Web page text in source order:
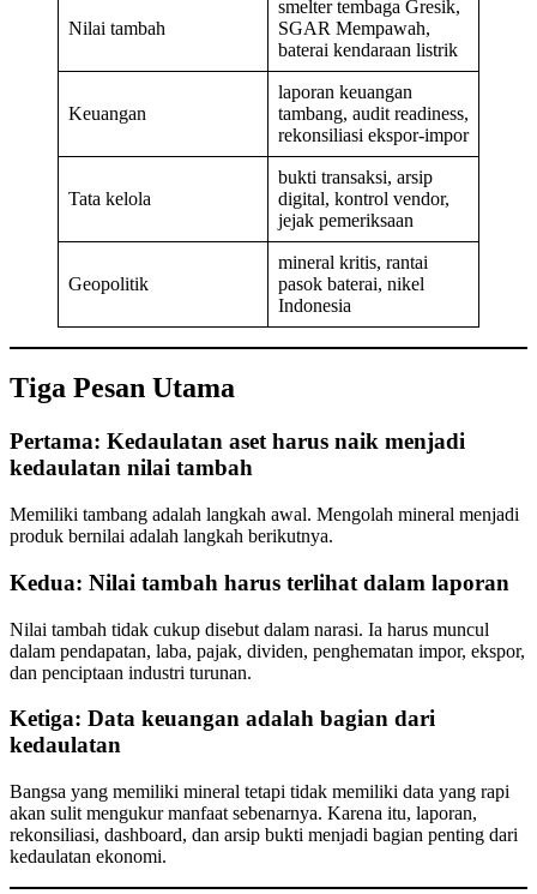
Nilai tambah
smelter tembaga Gresik,
SGAR Mempawah,
baterai kendaraan listrik
Keuangan
laporan keuangan
tambang, audit readiness,
rekonsiliasi ekspor-impor
Tata kelola
bukti transaksi, arsip
digital, kontrol vendor,
jejak pemeriksaan
Geopolitik
mineral kritis, rantai
pasok baterai, nikel
Indonesia
Tiga Pesan Utama
Pertama: Kedaulatan aset harus naik menjadi
kedaulatan nilai tambah
Memiliki tambang adalah langkah awal. Mengolah mineral menjadi
produk bernilai adalah langkah berikutnya.
Kedua: Nilai tambah harus terlihat dalam laporan
Nilai tambah tidak cukup disebut dalam narasi. Ia harus muncul
dalam pendapatan, laba, pajak, dividen, penghematan impor, ekspor,
dan penciptaan industri turunan.
Ketiga: Data keuangan adalah bagian dari
kedaulatan
Bangsa yang memiliki mineral tetapi tidak memiliki data yang rapi
akan sulit mengukur manfaat sebenarnya. Karena itu, laporan,
rekonsiliasi, dashboard, dan arsip bukti menjadi bagian penting dari
kedaulatan ekonomi.